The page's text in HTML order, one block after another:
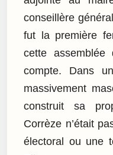
conseillère
fut la première
cette assemblée
compte. Dans
massivement
construit sa
Corrèze n’était
électoral ou une